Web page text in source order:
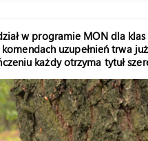
w programie MON dla
uzupełnień trwa
każdy otrzyma tytuł